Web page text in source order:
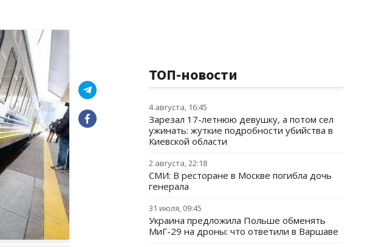
ТОП-новости
4 августа, 16:45
Зарезал 17-летнюю девушку, а потом сел
ужинать: жуткие подробности убийства в
Киевской области
2 августа, 22:18
СМИ: В ресторане в Москве погибла дочь
генерала
31 июля, 09:45
Украина предложила Польше обменять
МиГ-29 на дроны: что ответили в Варшаве